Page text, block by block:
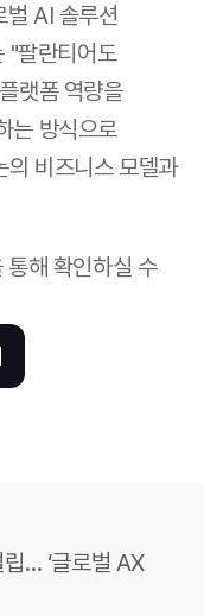
벌 AI 솔루션
"팔란티어도
랫폼 역량을
는 방식으로
의 비즈니스 모델과
통해 확인하실 수
… ‘글로벌 AX